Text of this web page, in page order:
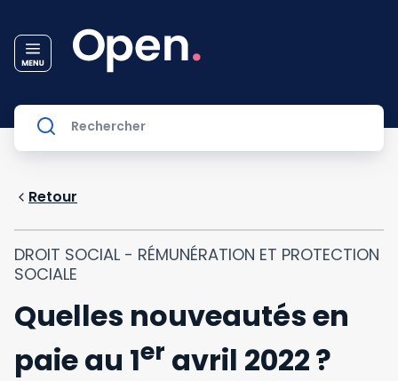
Retour
DROIT SOCIAL - RÉMUNÉRATION ET PROTECTION
SOCIALE
Quelles nouveautés en
paie au 1er avril 2022 ?